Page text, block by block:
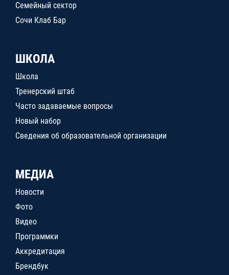
Семейный сектор
Сочи Клаб Бар
ШКОЛА
Школа
Тренерский штаб
Часто задаваемые вопросы
Новый набор
Сведения об образовательной организации
МЕДИА
Новости
Фото
Видео
Программки
Аккредитация
Брендбук